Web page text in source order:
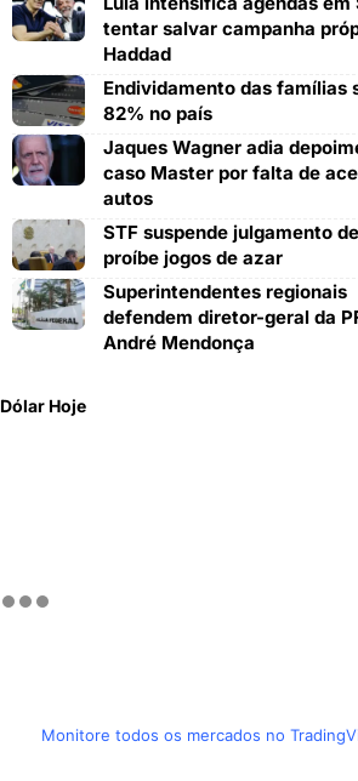
tentar salvar campanha
Haddad
Endividamento das famílias
82% no país
Jaques Wagner adia
caso Master por falta de
autos
STF suspende julgamento
proíbe jogos de azar
Superintendentes regionais
defendem diretor-geral da
André Mendonça
Dólar Hoje
Monitore todos os mercados no